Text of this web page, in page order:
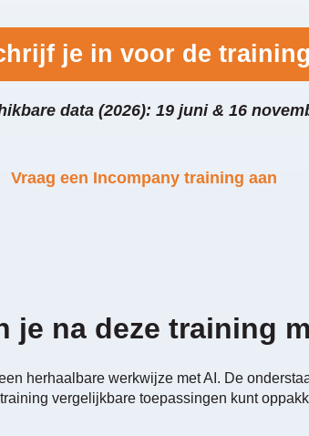
je in voor de training
data (2026): 19 juni & 16
Vraag een Incompany training aan
je na deze training
herhaalbare werkwijze met AI. De
vergelijkbare toepassingen kunt